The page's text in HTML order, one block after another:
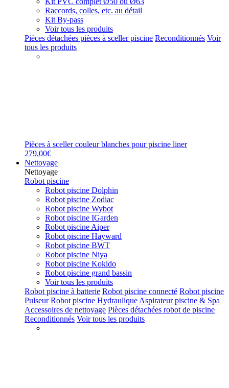
Raccords, colles, etc. au détail
Kit By-pass
Voir tous les produits
Pièces détachées pièces à sceller piscine Reconditionnés Voir
tous les produits
Pièces à sceller couleur blanches pour piscine liner
279,00€
Nettoyage
Nettoyage
Robot piscine
Robot piscine Dolphin
Robot piscine Zodiac
Robot piscine Wybot
Robot piscine IGarden
Robot piscine Aiper
Robot piscine Hayward
Robot piscine BWT
Robot piscine Niya
Robot piscine Kokido
Robot piscine grand bassin
Voir tous les produits
Robot piscine à batterie Robot piscine connecté Robot piscine
Pulseur Robot piscine Hydraulique Aspirateur piscine & Spa
Accessoires de nettoyage Pièces détachées robot de piscine
Reconditionnés Voir tous les produits